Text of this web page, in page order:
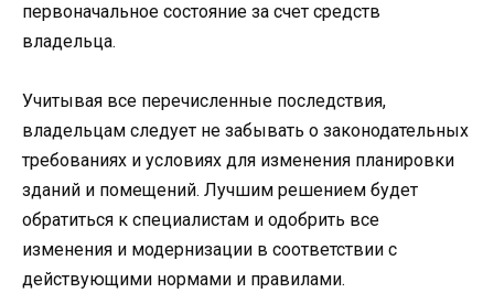
первоначальное состояние за счет средств
владельца.
Учитывая все перечисленные последствия,
владельцам следует не забывать о законодательных
требованиях и условиях для изменения планировки
зданий и помещений. Лучшим решением будет
обратиться к специалистам и одобрить все
изменения и модернизации в соответствии с
действующими нормами и правилами.